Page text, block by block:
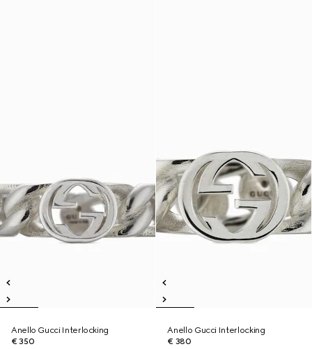
Anello Gucci Interlocking
€ 350
Anello Gucci Interlocking
€ 380